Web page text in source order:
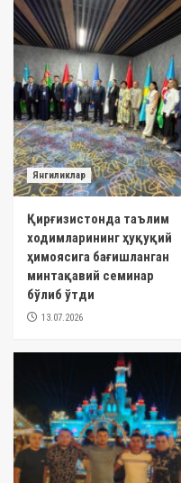
Янгиликлар
Қирғизистонда таълим
ходимларининг ҳуқуқий
ҳимоясига бағишланган
минтақавий семинар
бўлиб ўтди
13.07.2026